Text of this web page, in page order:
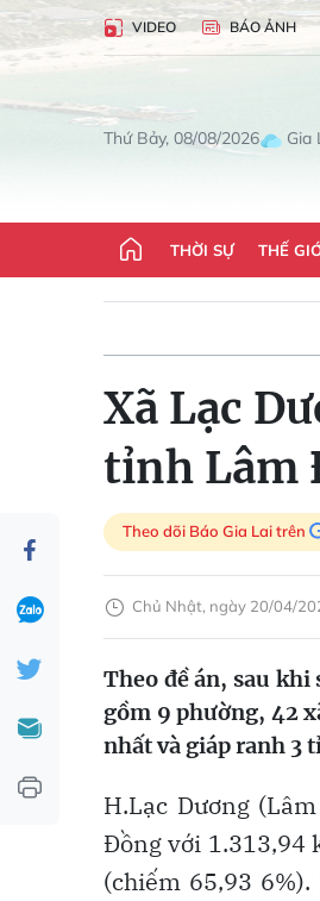
VIDEO BÁO ẢNH
Thứ Bảy, 08/08/2026 Gia
THỜI SỰ THẾ
Xã Lạc
tỉnh Lâm
Theo dõi Báo Gia Lai trên
Chủ Nhật, ngày 20/04/
Theo đề án, sau khi
gồm 9 phường, 42
nhất và giáp ranh 3
H.Lạc Dương
Đồng với 1.313,94
(chiếm 65,93